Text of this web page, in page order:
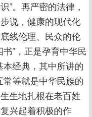
”。再严密的法律，
说，健康的现代化
线伦理、民众的伦
”，正是孕育中华民
本经典，其中所讲的
常等就是中华民族的
生地扎根在老百姓
兴起着积极的作